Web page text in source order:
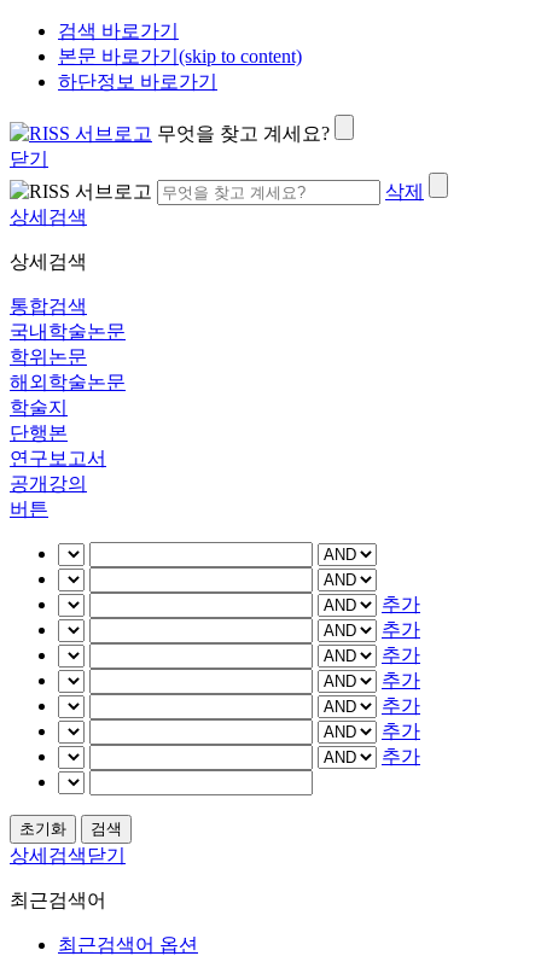
검색 바로가기
본문 바로가기(skip to content)
하단정보 바로가기
무엇을 찾고 계세요?
닫기
삭제
상세검색
상세검색
통합검색
국내학술논문
학위논문
해외학술논문
학술지
단행본
연구보고서
공개강의
버튼
추가
추가
추가
추가
추가
추가
추가
상세검색닫기
최근검색어
최근검색어 옵션